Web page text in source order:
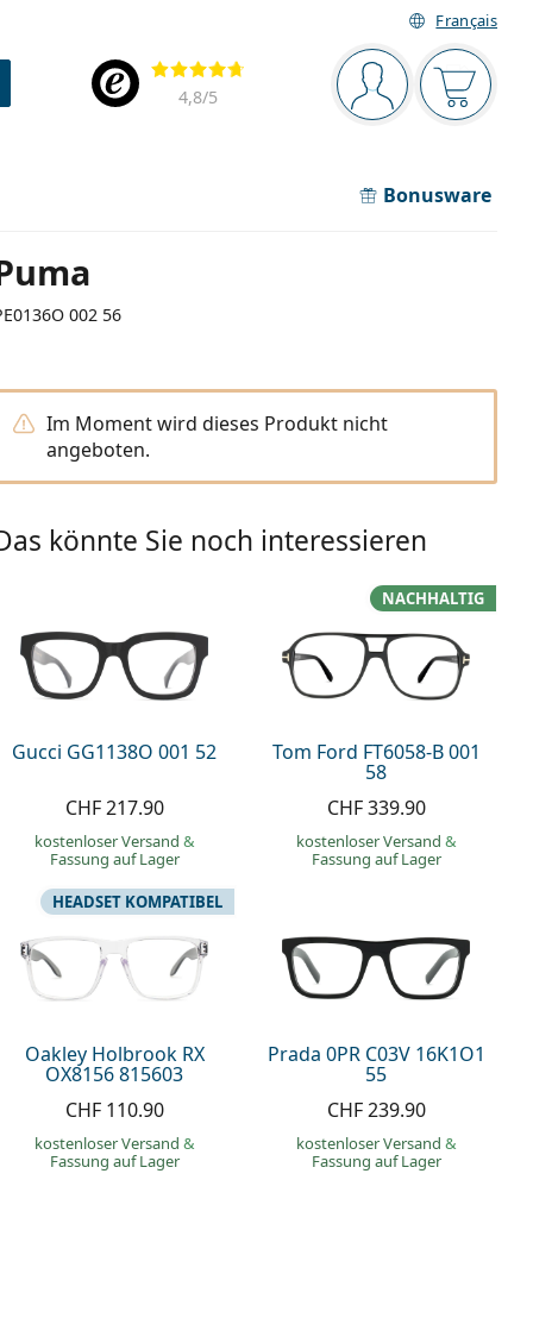
Français
Navigationsleiste
Sie sind Der
Bewertung
4,8/5
Bonusware
002 56
Im Moment wird dieses Produkt nicht
angeboten.
könnte Sie noch interessieren
Gucci GG1138O 001 52
CHF 217.90
kostenloser Versand &
Fassung auf Lager
Tom Ford FT6058-B 001
58
NACHHALTIG
CHF 339.90
kostenloser Versand &
Fassung auf Lager
Oakley Holbrook RX
OX8156 815603
HEADSET KOMPATIBEL
CHF 110.90
kostenloser Versand &
Fassung auf Lager
Prada 0PR C03V 16K1O1
55
CHF 239.90
kostenloser Versand &
Fassung auf Lager